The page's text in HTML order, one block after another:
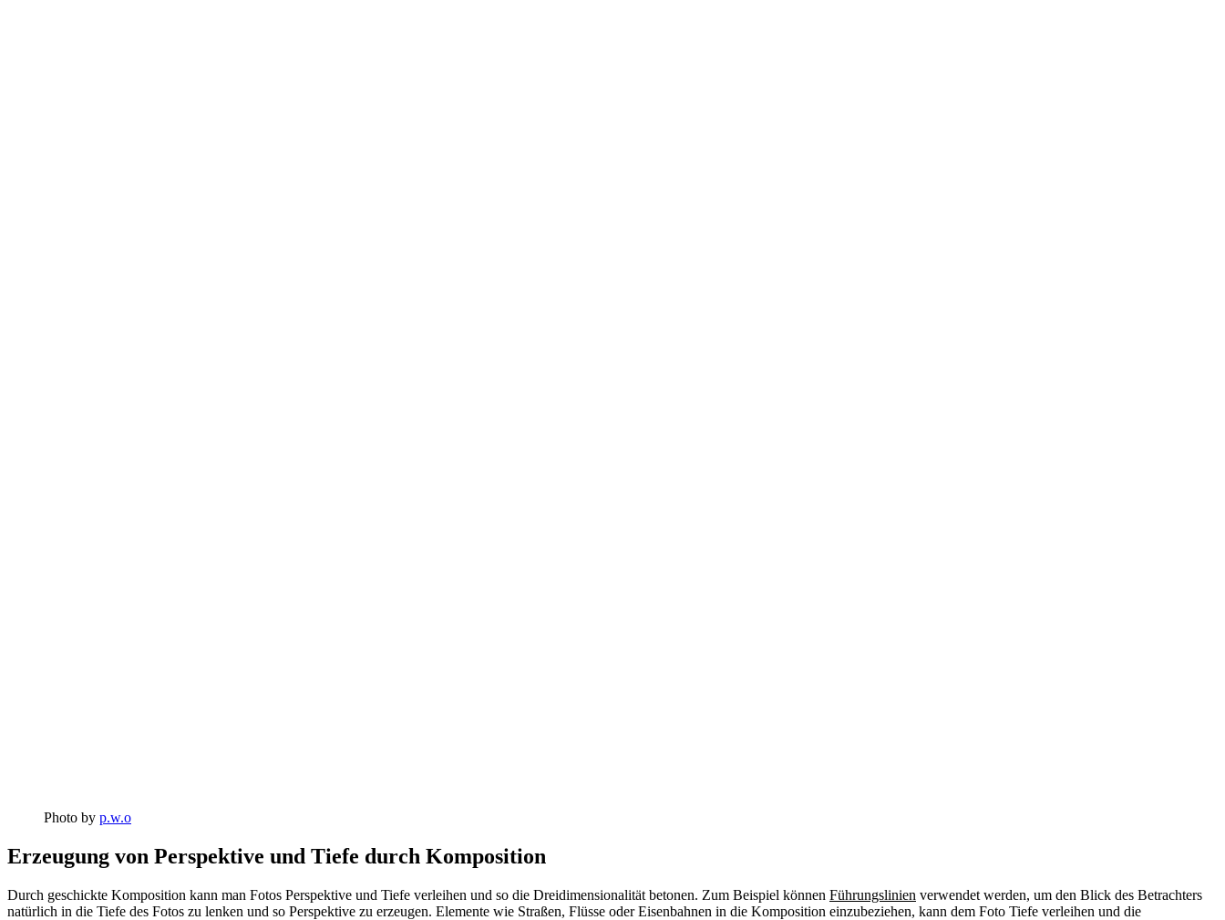
Photo by p.w.o
Erzeugung von Perspektive und Tiefe durch Komposition
Durch geschickte Komposition kann man Fotos Perspektive und Tiefe verleihen und so die Dreidimensionalität betonen. Zum Beispiel können Führungslinien verwendet werden, um den Blick des Betrachters
natürlich in die Tiefe des Fotos zu lenken und so Perspektive zu erzeugen. Elemente wie Straßen, Flüsse oder Eisenbahnen in die Komposition einzubeziehen, kann dem Foto Tiefe verleihen und die